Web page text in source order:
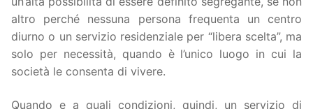
altro perché nessuna persona frequenta un centro
diurno o un servizio residenziale per “libera scelta”, ma
solo per necessità, quando è l’unico luogo in cui la
società le consenta di vivere.
Quando e a quali condizioni, quindi, un servizio di